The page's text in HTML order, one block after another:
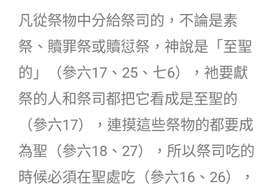
凡從祭物中分給祭司的，不論是素
祭、贖罪祭或贖愆祭，神說是「至聖
的」（參六17、25、七6），祂要獻
祭的人和祭司都把它看成是至聖的
（參六17），連摸這些祭物的都要成
為聖（參六18、27），所以祭司吃的
時候必須在聖處吃（參六16、26），